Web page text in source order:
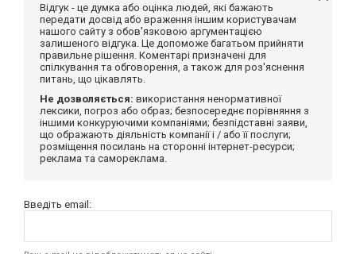
Відгук - це думка або оцінка людей, які бажають
передати досвід або враження іншим користувачам
нашого сайту з обов'язковою аргументацією
залишеного відгука. Це допоможе багатьом прийняти
правильне рішення. Коментарі призначені для
спілкування та обговорення, а також для роз'яснення
питань, що цікавлять.
Не дозволяється: використання ненормативної
лексики, погроз або образ; безпосереднє порівняння з
іншими конкуруючими компаніями; безпідставні заяви,
що ображають діяльність компанії і / або її послуги;
розміщення посилань на сторонні інтернет-ресурси;
реклама та самореклама.
Введіть email: